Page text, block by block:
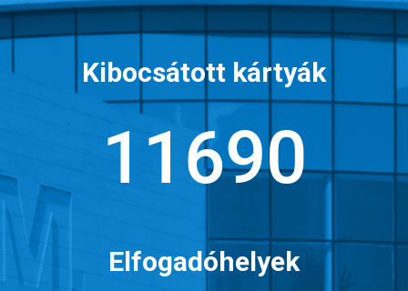
Kibocsátott kártyák
15941
Elfogadóhelyek